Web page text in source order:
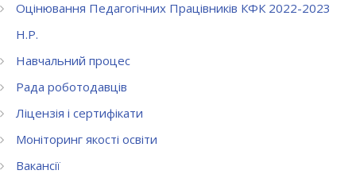
Оцінювання Педагогічних Працівників КФК 2022-2023
Н.Р.
Навчальний процес
Рада роботодавців
Ліцензія і сертифікати
Моніторинг якості освіти
Вакансії